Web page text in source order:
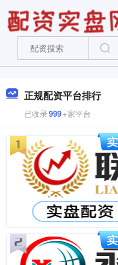
正规配资平台排行
已收录999+家平台